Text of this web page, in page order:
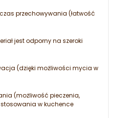
przechowywania (łatwość
jest odporny na szeroki
(dzięki możliwości mycia w
(możliwość pieczenia,
w kuchence